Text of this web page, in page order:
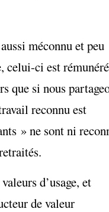
méconnu et peu
celui-ci est
que si nous
reconnu est
» ne sont ni
d’usage, et
de valeur